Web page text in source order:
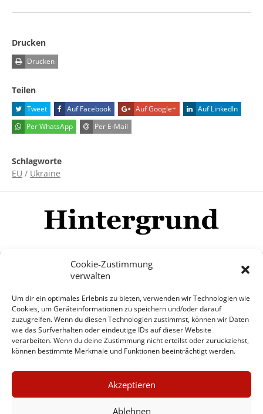
Cookie-Zustimmung
verwalten
Um dir ein optimales Erlebnis zu bieten, verwenden wir Technologien wie
Cookies, um Geräteinformationen zu speichern und/oder darauf
zuzugreifen. Wenn du diesen Technologien zustimmst, können wir Daten
wie das Surfverhalten oder eindeutige IDs auf dieser Website
verarbeiten. Wenn du deine Zustimmung nicht erteilst oder zurückziehst,
können bestimmte Merkmale und Funktionen beeinträchtigt werden.
Akzeptieren
Ablehnen
Drucken
Drucken
Teilen
Tweet Auf Facebook Auf Google+
Auf LinkedIn
Per WhatsApp
Per E-Mail
Schlagworte
EU / Ukraine
Mehr
© Copyright Hintergrund.de, 2015 - 2026
Zum Newsletter jetzt kostenlos
anmelden
erscheint ca. alle 4 Wochen
×